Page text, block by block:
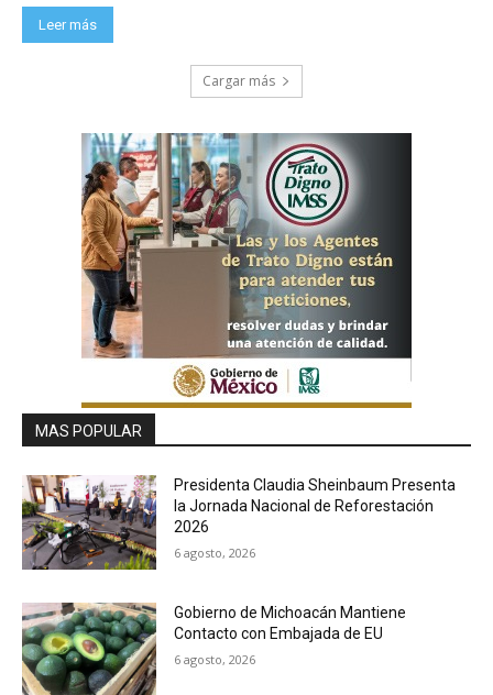
Leer más
Cargar más
MAS POPULAR
Presidenta Claudia Sheinbaum Presenta
la Jornada Nacional de Reforestación
2026
6 agosto, 2026
Gobierno de Michoacán Mantiene
Contacto con Embajada de EU
6 agosto, 2026